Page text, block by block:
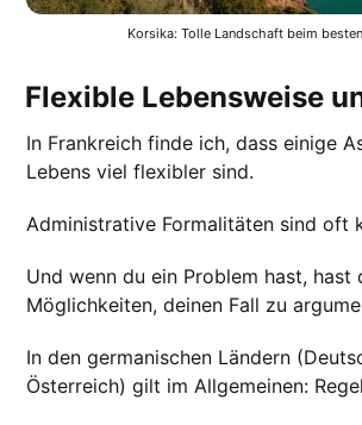
Korsika: Tolle Landschaft beim
Flexible Lebensweise
In Frankreich finde ich, dass einige
Lebens viel flexibler sind.
Administrative Formalitäten sind oft
Und wenn du ein Problem hast, hast
Möglichkeiten, deinen Fall zu
In den germanischen Ländern
Österreich) gilt im Allgemeinen: